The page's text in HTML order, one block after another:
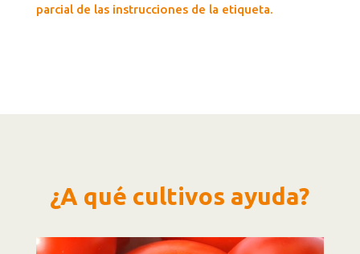
parcial de las instrucciones de la etiqueta.
¿A qué cultivos ayuda?
Reproductor